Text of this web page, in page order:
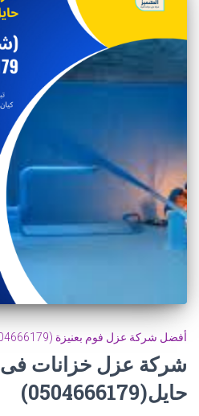
أفضل شركة عزل فوم بعنيزة (0504666179)
شركة عزل خزانات فى
حايل(0504666179)